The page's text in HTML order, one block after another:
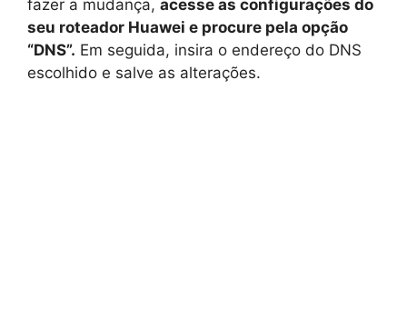
fazer a mudança, acesse as configurações do
seu roteador Huawei e procure pela opção
“DNS”. Em seguida, insira o endereço do DNS
escolhido e salve as alterações.